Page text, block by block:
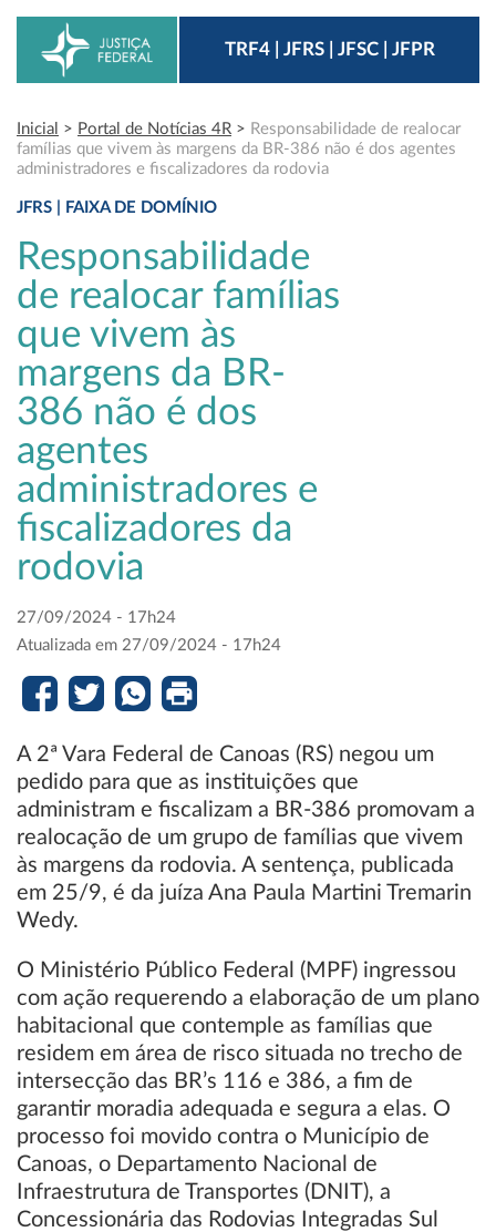
TRF4 | JFRS | JFSC | JFPR
Inicial > Portal de Notícias 4R > Responsabilidade de realocar
famílias que vivem às margens da BR-386 não é dos agentes
administradores e fiscalizadores da rodovia
JFRS | FAIXA DE DOMÍNIO
Responsabilidade
de realocar famílias
que vivem às
margens da BR-
386 não é dos
agentes
administradores e
fiscalizadores da
rodovia
27/09/2024 - 17h24
Atualizada em 27/09/2024 - 17h24
A 2ª Vara Federal de Canoas (RS) negou um
pedido para que as instituições que
administram e fiscalizam a BR-386 promovam a
realocação de um grupo de famílias que vivem
às margens da rodovia. A sentença, publicada
em 25/9, é da juíza Ana Paula Martini Tremarin
Wedy.
O Ministério Público Federal (MPF) ingressou
com ação requerendo a elaboração de um plano
habitacional que contemple as famílias que
residem em área de risco situada no trecho de
intersecção das BR’s 116 e 386, a fim de
garantir moradia adequada e segura a elas. O
processo foi movido contra o Município de
Canoas, o Departamento Nacional de
Infraestrutura de Transportes (DNIT), a
Concessionária das Rodovias Integradas Sul